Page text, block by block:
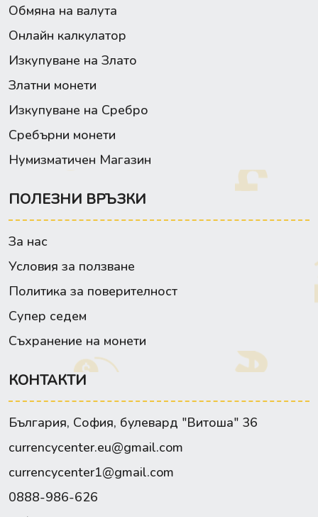
Обмяна на валута
Онлайн калкулатор
Изкупуване на Злато
Златни монети
Изкупуване на Сребро
Сребърни монети
Нумизматичен Магазин
ПОЛЕЗНИ ВРЪЗКИ
За нас
Условия за ползване
Политика за поверителност
Супер седем
Съхранение на монети
КОНТАКТИ
България, София, булевард "Витоша" 36
currencycenter.eu@gmail.com
currencycenter1@gmail.com
0888-986-626